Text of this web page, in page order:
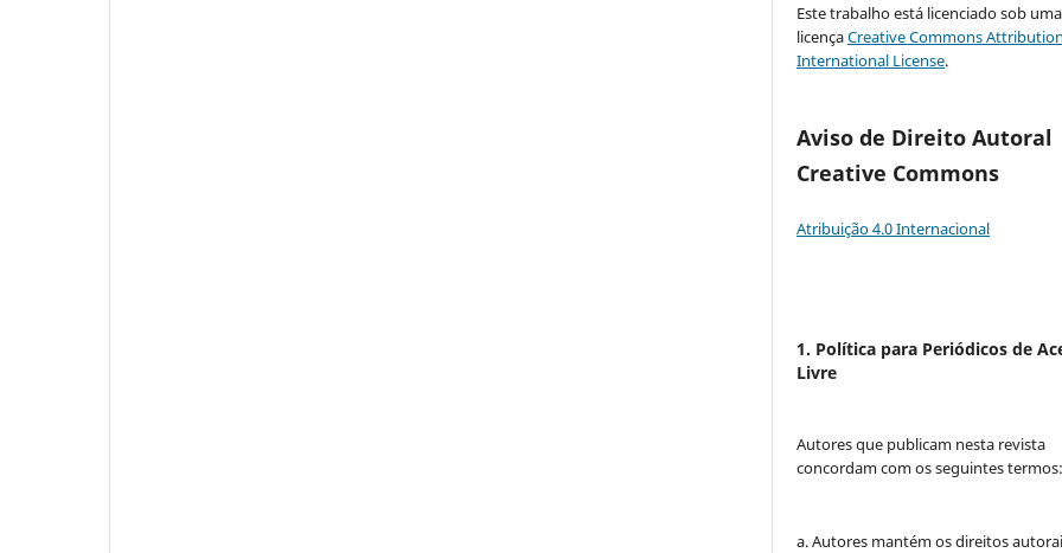
Este trabalho está licenciado sob uma
licençaCreative Commons
International License.
Aviso de Direito Autoral
Creative Commons
Atribuição 4.0 Internacional
1. Política para Periódicos de
Livre
Autores que publicam nesta revista
concordam com os seguintes termos:
a. Autores mantém os direitos